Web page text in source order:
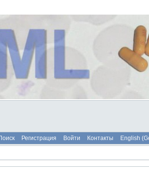
Регистрация Войти Контакты English